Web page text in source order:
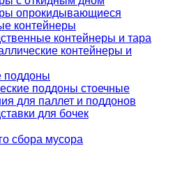
опрокидывающиеся
контейнеры
контейнеры и тара
контейнеры и
поддоны
поддоны стоечные
для паллет и поддонов
для бочек
сбора мусора